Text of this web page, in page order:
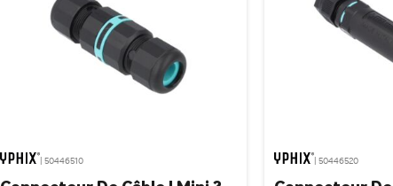
| 50446510 | 50446520